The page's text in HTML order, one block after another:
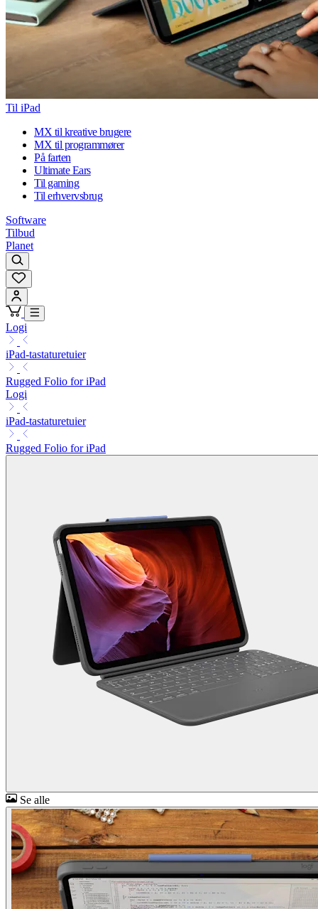
Til iPad
MX til kreative brugere
MX til programmører
På farten
Ultimate Ears
Til gaming
Til erhvervsbrug
Software
Tilbud
Planet
Logi
iPad-tastaturetuier
Rugged Folio for iPad
Logi
iPad-tastaturetuier
Rugged Folio for iPad
Se alle